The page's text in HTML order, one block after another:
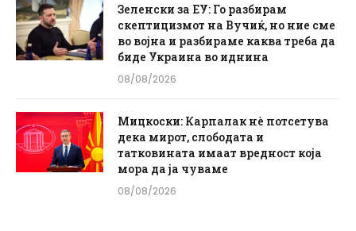
Зеленски за ЕУ: Го разбирам
скептицизмот на Вучиќ, но ние сме
во војна и разбираме каква треба да
биде Украина во иднина
08/08/2026
Мицкоски: Карпалак нè потсетува
дека мирот, слободата и
татковината имаат вредност која
мора да ја чуваме
08/08/2026